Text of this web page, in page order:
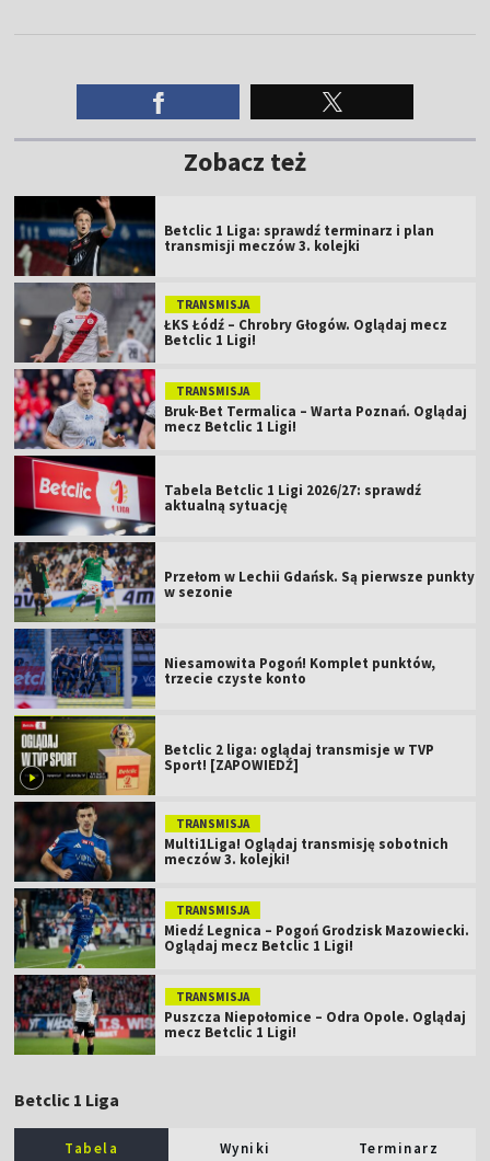
Zobacz też
Betclic 1 Liga: sprawdź terminarz i plan
transmisji meczów 3. kolejki
TRANSMISJA
ŁKS Łódź – Chrobry Głogów. Oglądaj mecz
Betclic 1 Ligi!
TRANSMISJA
Bruk-Bet Termalica – Warta Poznań. Oglądaj
mecz Betclic 1 Ligi!
Tabela Betclic 1 Ligi 2026/27: sprawdź
aktualną sytuację
Przełom w Lechii Gdańsk. Są pierwsze punkty
w sezonie
Niesamowita Pogoń! Komplet punktów,
trzecie czyste konto
Betclic 2 liga: oglądaj transmisje w TVP
Sport! [ZAPOWIEDŹ]
TRANSMISJA
Multi1Liga! Oglądaj transmisję sobotnich
meczów 3. kolejki!
TRANSMISJA
Miedź Legnica – Pogoń Grodzisk Mazowiecki.
Oglądaj mecz Betclic 1 Ligi!
TRANSMISJA
Puszcza Niepołomice – Odra Opole. Oglądaj
mecz Betclic 1 Ligi!
Betclic 1 Liga
Tabela Wyniki Terminarz